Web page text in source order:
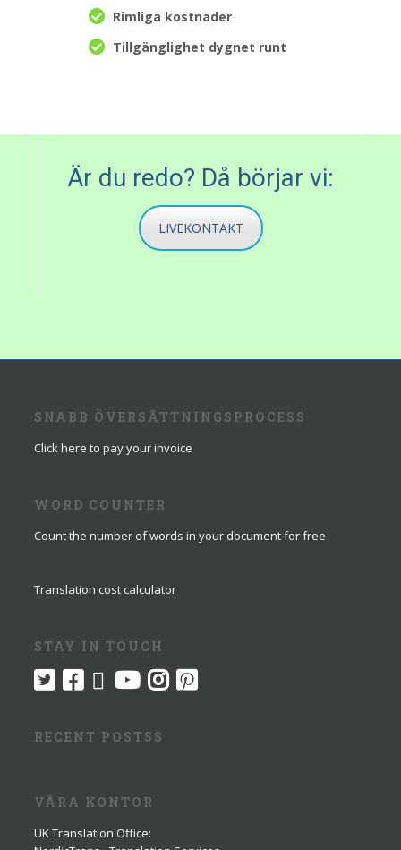
Rimliga kostnader
Tillgänglighet dygnet runt
Är du redo? Då börjar vi:
LIVEKONTAKT
SNABB ÖVERSÄTTNINGSPROCESS
Click here to pay your invoice
WORD COUNTER
Count the number of words in your document for free
Translation cost calculator
STAY IN TOUCH
RECENT POSTSS
VÅRA KONTOR
UK Translation Office: